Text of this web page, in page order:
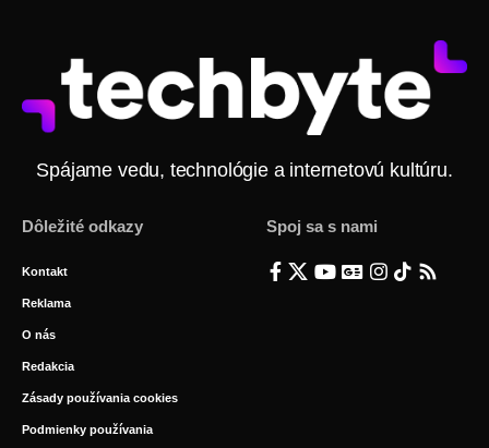
Spájame vedu, technológie a internetovú kultúru.
Dôležité odkazy
Kontakt
Reklama
O nás
Redakcia
Zásady používania cookies
Podmienky používania
Spoj sa s nami